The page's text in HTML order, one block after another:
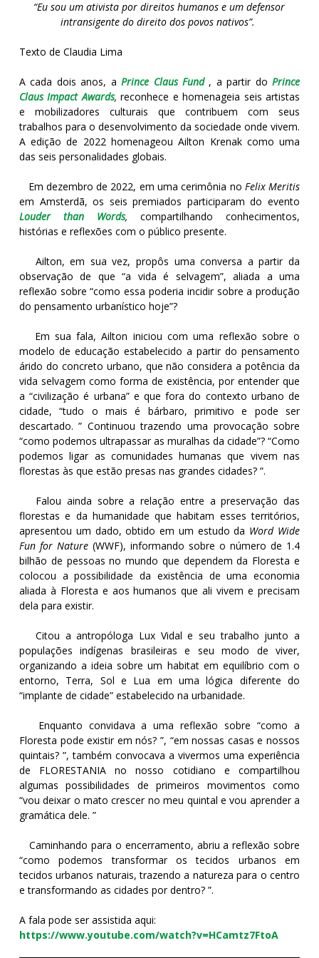
“Eu sou um ativista por direitos humanos e um defensor
intransigente do direito dos povos nativos”.
Texto de Claudia Lima
A cada dois anos, aPrince Claus Fund , a partir doPrince
Claus Impact Awards,reconhece e homenageia seis artistas
e mobilizadores culturais que contribuem com seus
trabalhos para o desenvolvimento da sociedade onde vivem.
A edição de 2022 homenageou Ailton Krenak como uma
das seis personalidades globais.
Em dezembro de 2022, em uma cerimônia no Felix Meritis
em Amsterdã, os seis premiados participaram do evento
Louder than Words,compartilhando conhecimentos,
histórias e reflexões com o público presente.
Ailton, em sua vez, propôs uma conversa a partir da
observação de que “a vida é selvagem”, aliada a uma
reflexão sobre “como essa poderia incidir sobre a produção
do pensamento urbanístico hoje”?
Em sua fala, Ailton iniciou com uma reflexão sobre o
modelo de educação estabelecido a partir do pensamento
árido do concreto urbano, que não considera a potência da
vida selvagem como forma de existência, por entender que
a “civilização é urbana” e que fora do contexto urbano de
cidade, “tudo o mais é bárbaro, primitivo e pode ser
descartado. ” Continuou trazendo uma provocação sobre
“como podemos ultrapassar as muralhas da cidade”? “Como
podemos ligar as comunidades humanas que vivem nas
florestas às que estão presas nas grandes cidades? ”.
Falou ainda sobre a relação entre a preservação das
florestas e da humanidade que habitam esses territórios,
apresentou um dado, obtido em um estudo da Word Wide
Fun for Nature (WWF), informando sobre o número de 1.4
bilhão de pessoas no mundo que dependem da Floresta e
colocou a possibilidade da existência de uma economia
aliada à Floresta e aos humanos que ali vivem e precisam
dela para existir.
Citou a antropóloga Lux Vidal e seu trabalho junto a
populações indígenas brasileiras e seu modo de viver,
organizando a ideia sobre um habitat em equilíbrio com o
entorno, Terra, Sol e Lua em uma lógica diferente do
“implante de cidade” estabelecido na urbanidade.
Enquanto convidava a uma reflexão sobre “como a
Floresta pode existir em nós? ”, “em nossas casas e nossos
quintais? ”, também convocava a vivermos uma experiência
de FLORESTANIA no nosso cotidiano e compartilhou
algumas possibilidades de primeiros movimentos como
“vou deixar o mato crescer no meu quintal e vou aprender a
gramática dele. ”
Caminhando para o encerramento, abriu a reflexão sobre
“como podemos transformar os tecidos urbanos em
tecidos urbanos naturais, trazendo a natureza para o centro
e transformando as cidades por dentro? ”.
A fala pode ser assistida aqui:
https://www.youtube.com/watch?v=HCamtz7FtoA